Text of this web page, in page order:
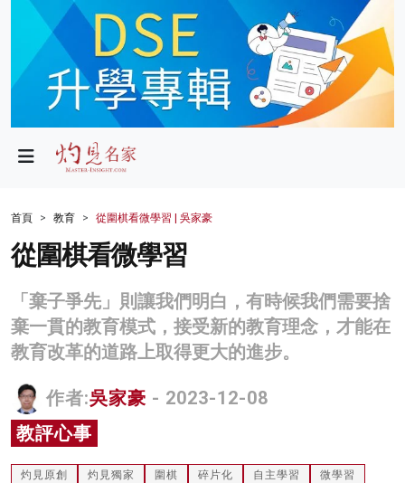
政局
財經
生活
商業
科技
影片
名家榜
灼見活動
首頁 教育 從圍棋看微學習 | 吳家豪
從圍棋看微學習
「棄子爭先」則讓我們明白，有時候我們需要捨
棄一貫的教育模式，接受新的教育理念，才能在
教育改革的道路上取得更大的進步。
作者:吳家豪 - 2023-12-08
教評心事
灼見原創 灼見獨家 圍棋 碎片化 自主學習 微學習